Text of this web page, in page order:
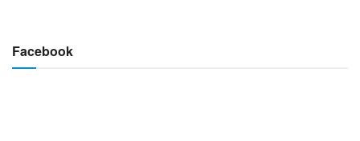
Facebook